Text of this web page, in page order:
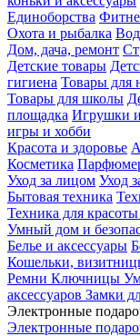
Единоборства
Охота и рыбалка
Дом, дача, ремонт
Детские товары
гигиена Товары для
Товары для школы
площадка Игрушки
игры и хобби
Красота и здоровье
Косметика
Уход за лицом Уход
Бытовая техника
Техника для
Умный дом и
Белье и аксессуары
Кошельки,
Ремни Ключницы
аксессуаров Замки
Электронные
Электронные